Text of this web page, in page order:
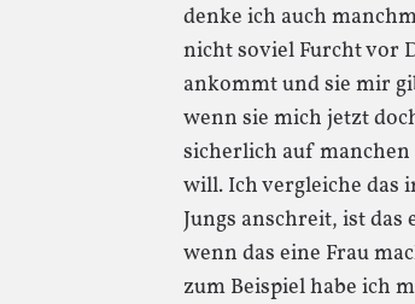
denke ich auch
nicht soviel Furcht vor
ankommt und sie mir
wenn sie mich jetzt
sicherlich auf manchen
will. Ich vergleiche das
Jungs anschreit, ist
wenn das eine Frau
zum Beispiel habe ich